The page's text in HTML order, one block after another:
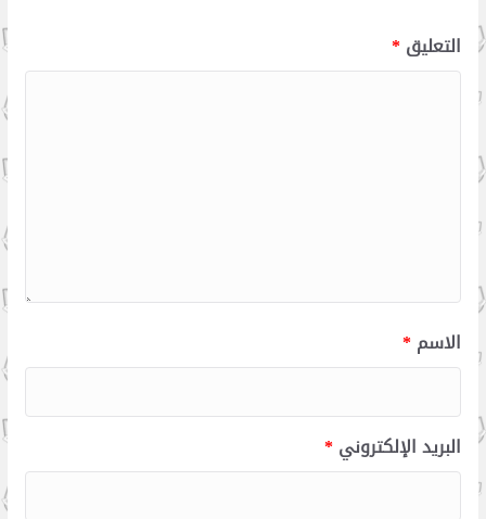
التعليق*
الاسم*
البريد الإلكتروني*